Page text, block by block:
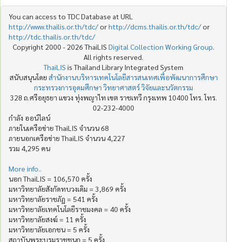
You can access to TDC Database at URL
http://www.thailis.or.th/tdc/orhttp://dcms.thailis.or.th/tdc/or
http://tdc.thailis.or.th/tdc/
Copyright 2000 - 2026 ThaiLIS Digital Collection Working Group.
All rights reserved.
ThaiLIS is Thailand Library Integrated System
สนับสนุนโดย สำนักงานบริหารเทคโนโลยีสารสนเทศเพื่อพัฒนาการศึกษา
กระทรวงการอุดมศึกษา วิทยาศาสตร์ วิจัยและนวัตกรรม
328 ถ.ศรีอยุธยา แขวง ทุ่งพญาไท เขต ราชเทวี กรุงเทพ 10400 โทร. โทร.
02-232-4000
กำลัง ออน์ไลน์
ภายในเครือข่าย ThaiLIS จำนวน 68
ภายนอกเครือข่าย ThaiLIS จำนวน 4,227
รวม 4,295 คน
More info..
นอก ThaiLIS = 106,570 ครั้ง
มหาวิทยาลัยสังกัดทบวงเดิม = 3,869 ครั้ง
มหาวิทยาลัยราชภัฏ = 541 ครั้ง
มหาวิทยาลัยเทคโนโลยีราชมงคล = 40 ครั้ง
มหาวิทยาลัยสงฆ์ = 11 ครั้ง
มหาวิทยาลัยเอกชน = 5 ครั้ง
สถาบันพระบรมราชชนก = 5 ครั้ง